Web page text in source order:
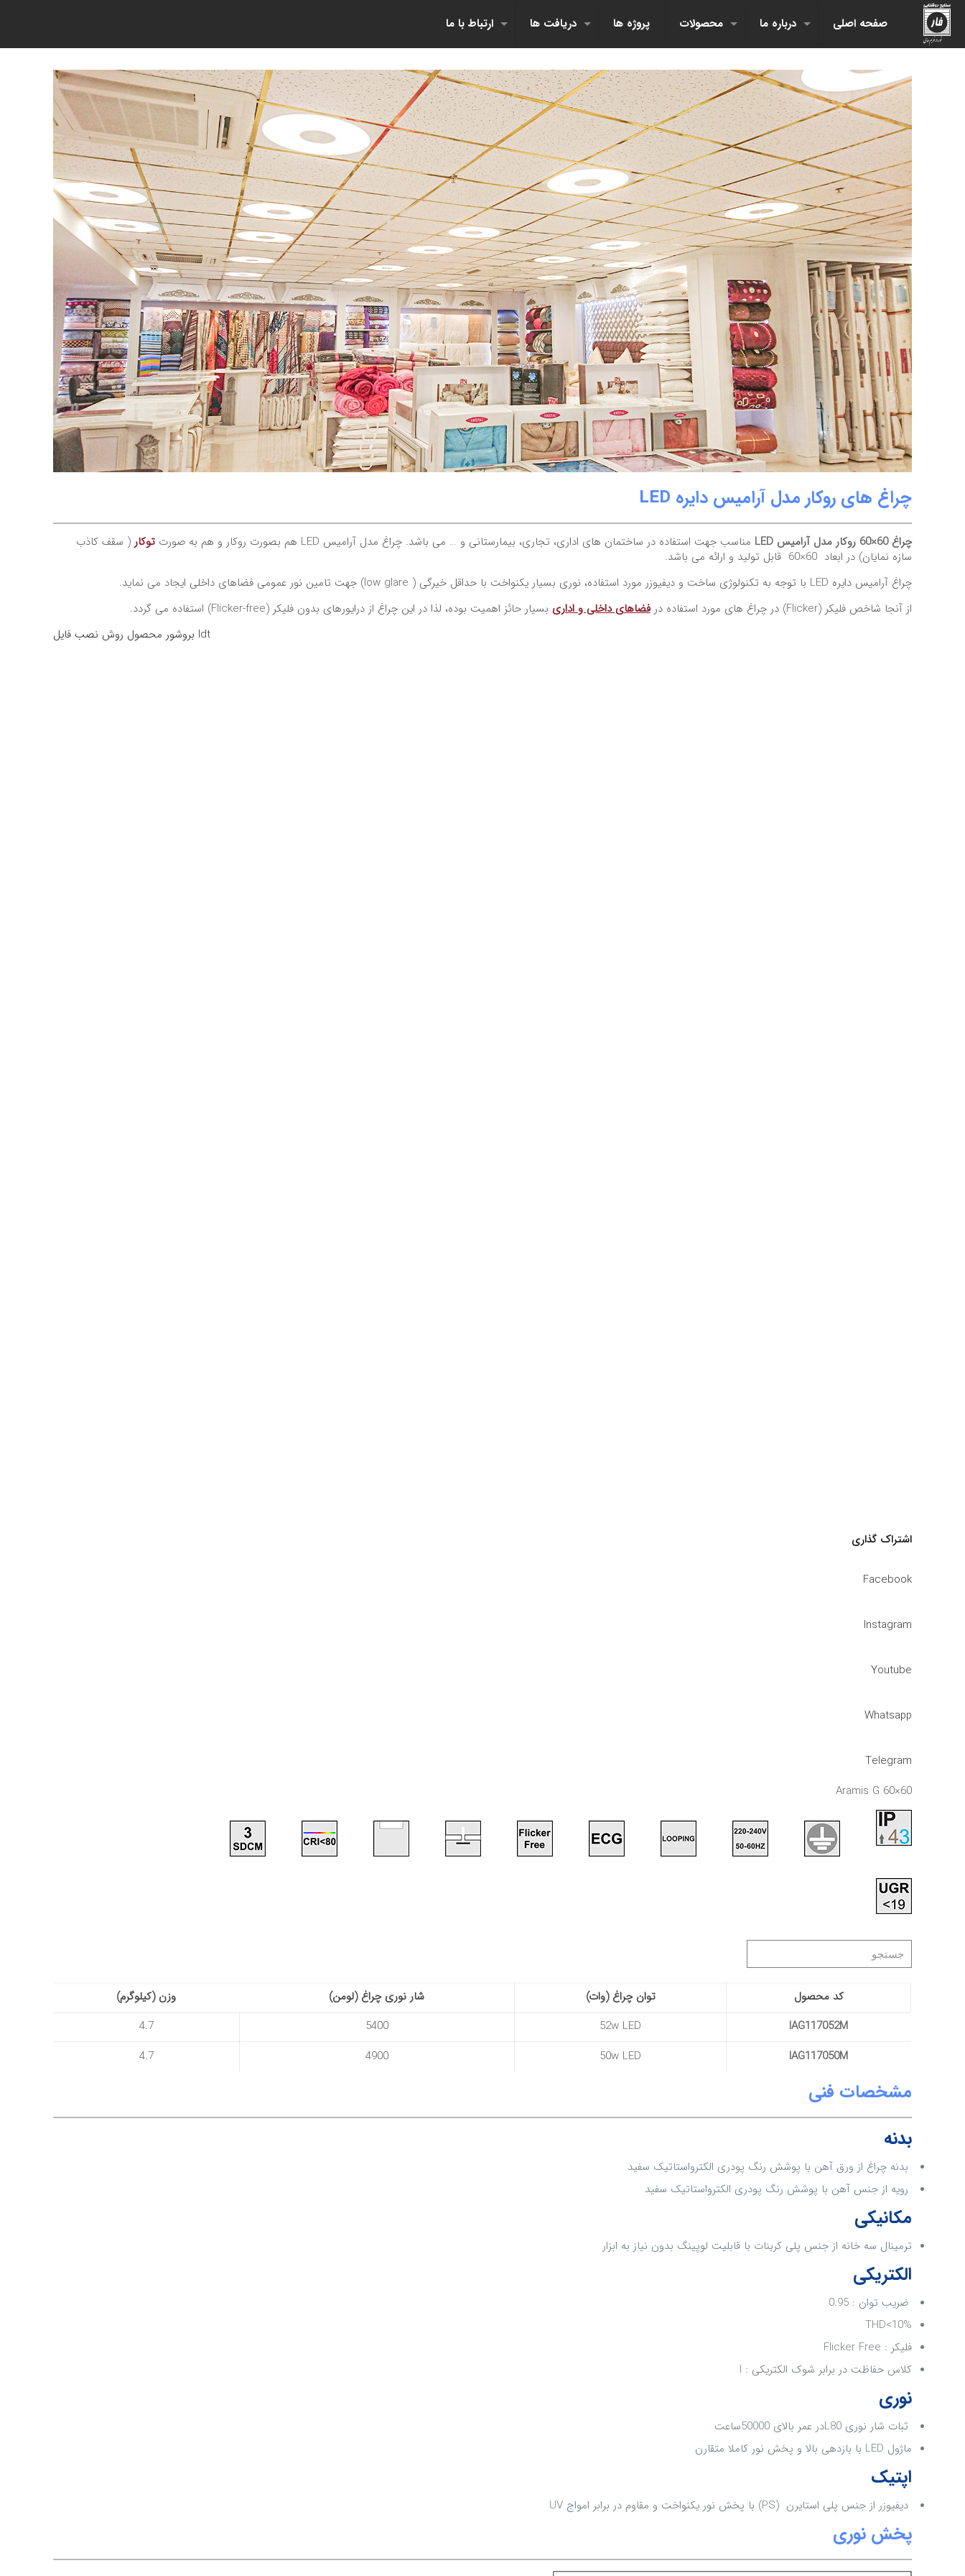
صفحه اصلی درباره ما محصولات پروژه ها دریافت ها ارتباط با ما
چراغ های روکار مدل آرامیس دایره LED
چراغ 60×60 روکار مدل آرامیس LED مناسب جهت استفاده در ساختمان های اداری، تجاری، بیمارستانی و … می باشد. چراغ مدل آرامیس LED هم بصورت روکار و هم به صورت توکار ( سقف کاذب
سازه نمایان) در ابعاد 60×60 قابل تولید و ارائه می باشد.
چراغ آرامیس دایره LED با توجه به تکنولوژی ساخت و دیفیوزر مورد استفاده، نوری بسیار یکنواخت با حداقل خیرگی ( low glare) جهت تامین نور عمومی فضاهای داخلی ایجاد می نماید.
از آنجا شاخص فلیکر (Flicker) در چراغ های مورد استفاده در
فضاهای داخلی و اداری بسیار حائز اهمیت بوده، لذا در این چراغ از درایورهای بدون فلیکر (Flicker-free) استفاده می گردد.
بروشور محصول روش نصب فایل ldt
اشتراک گذاری
Facebook
Instagram
Youtube
Whatsapp
Telegram
Aramis G 60×60
کد محصول توان چراغ (وات) شار نوری چراغ (لومن)
وزن (کیلوگرم)
IAG117052M
52w LED
5400
4.7
IAG117050M
50w LED
4900
4.7
مشخصات فنی
بدنه
بدنه چراغ از ورق آهن با پوشش رنگ پودری الکترواستاتیک سفید
رویه از جنس آهن با پوشش رنگ پودری الکترواستاتیک سفید
مکانیکی
ترمینال سه خانه از جنس پلی کربنات با قابلیت لوپینگ بدون نیاز به ابزار
الکتریکی
ضریب توان : 0.95
THD<10%
فلیکر : Flicker Free
کلاس حفاظت در برابر شوک الکتریکی : I
نوری
ثبات شار نوری L80در عمر بالای 50000ساعت
ماژول LED با بازدهی بالا و پخش نور کاملا متقارن
اپتیک
دیفیوزر از جنس پلی استایرن (PS) با پخش نور یکنواخت و مقاوم در برابر امواج UV
پخش نوری